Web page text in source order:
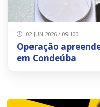
02 JUN 2026 / 09H00
Operação
em Condeúba